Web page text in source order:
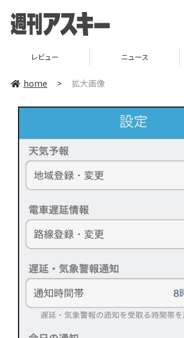
レビュー ニュース
home > 拡大画像